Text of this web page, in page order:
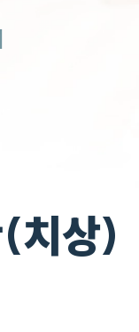
치상)